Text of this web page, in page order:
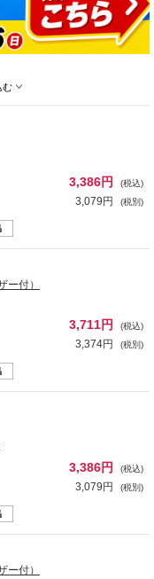
む
3,386円 (税込)
3,079円 (税別)
ー付）
3,711円 (税込)
3,374円 (税別)
3,386円 (税込)
3,079円 (税別)
ー付）